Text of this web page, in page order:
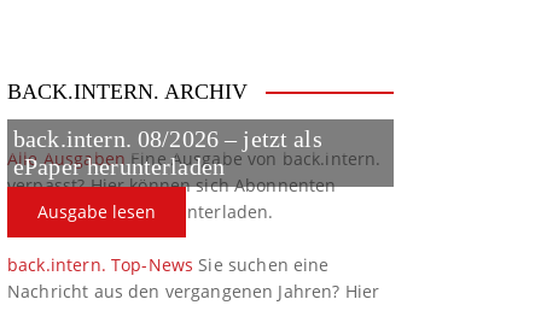
back.intern. 08/2026 – jetzt als
ePaper herunterladen
Ausgabe lesen
BACK.INTERN. ARCHIV
Alle AusgabenEine Ausgabe von back.intern.
verpasst? Hier können sich Abonnenten
ältere Ausgaben herunterladen.
back.intern. Top-News Sie suchen eine
Nachricht aus den vergangenen Jahren? Hier